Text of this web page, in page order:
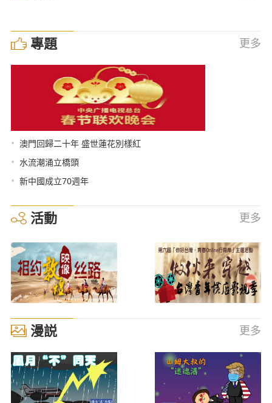
專題 更多
• 澳門回歸二十年 盛世蓮花別樣紅
• 水流潮涌立橋頭
• 新中國成立70週年
活動 更多
漫説 更多